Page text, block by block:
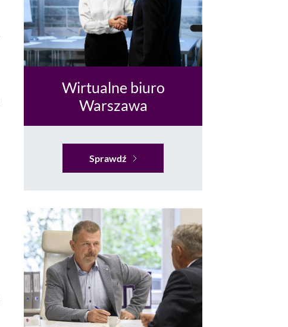
Wirtualne biuro
Warszawa
Sprawdź